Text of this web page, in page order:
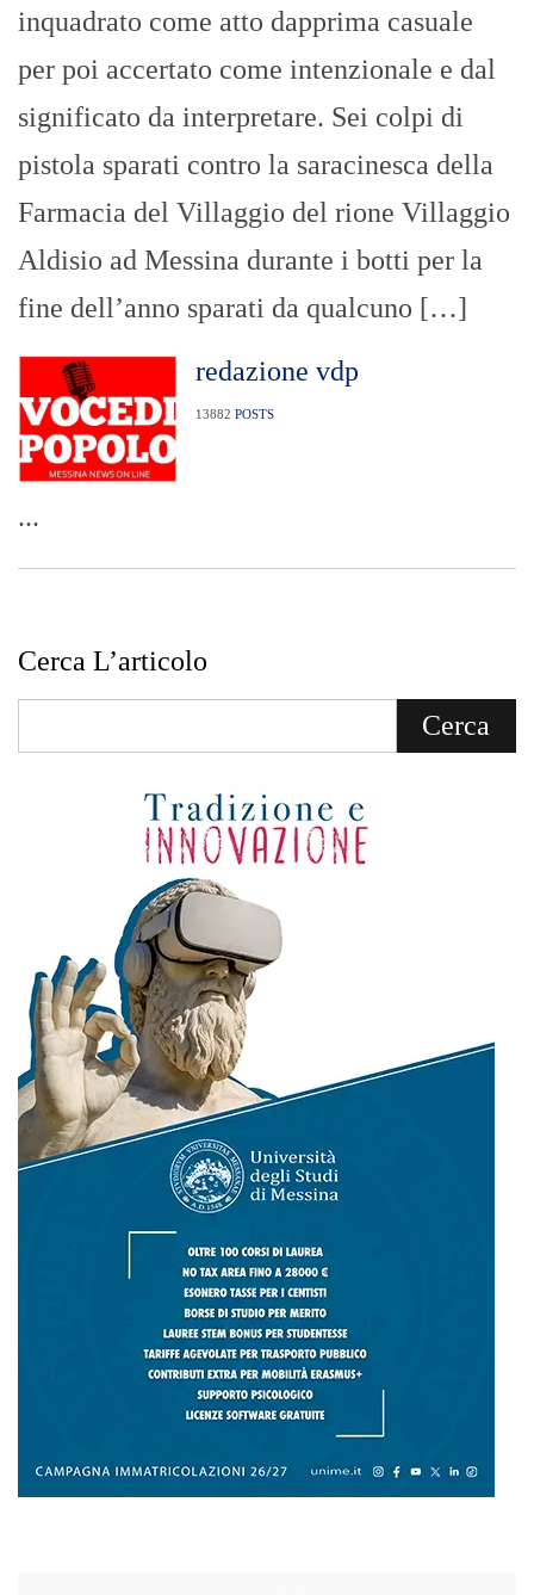
inquadrato come atto dapprima casuale
per poi accertato come intenzionale e dal
significato da interpretare. Sei colpi di
pistola sparati contro la saracinesca della
Farmacia del Villaggio del rione Villaggio
Aldisio ad Messina durante i botti per la
fine dell’anno sparati da qualcuno […]
redazione vdp
13882 POSTS
...
Cerca L’articolo